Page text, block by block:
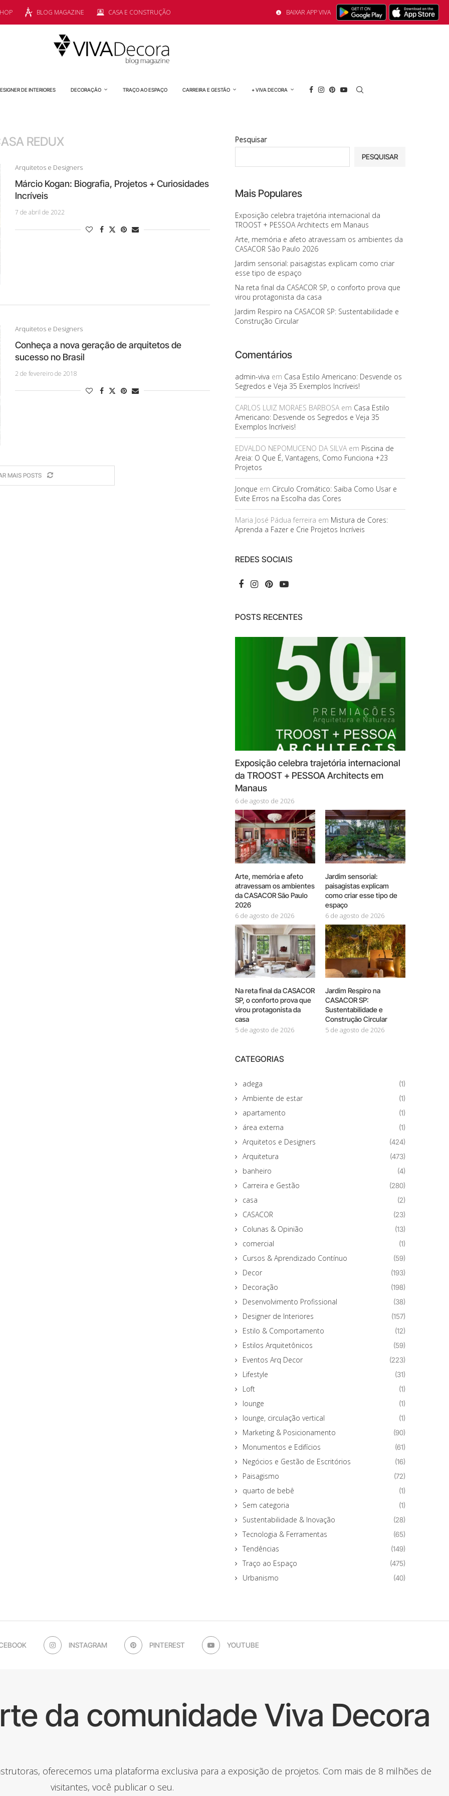
BLOG MAGAZINE CASA E CONSTRUÇÃO BAIXAR APP VIVA
DE INTERIORES DECORAÇÃO TRAÇO AO ESPAÇO CARREIRA E GESTÃO + VIVA DECORA
REDUX
Arquitetos e Designers
Márcio Kogan: Biografia, Projetos + Curiosidades
Incríveis
7 de abril de 2022
Arquitetos e Designers
Conheça a nova geração de arquitetos de
sucesso no Brasil
2 de fevereiro de 2018
MAIS POSTS
Pesquisar
PESQUISAR
Mais Populares
Exposição celebra trajetória internacional da
TROOST + PESSOA Architects em Manaus
Arte, memória e afeto atravessam os ambientes da
CASACOR São Paulo 2026
Jardim sensorial: paisagistas explicam como criar
esse tipo de espaço
Na reta final da CASACOR SP, o conforto prova que
virou protagonista da casa
Jardim Respiro na CASACOR SP: Sustentabilidade e
Construção Circular
Comentários
admin-viva em Casa Estilo Americano: Desvende os
Segredos e Veja 35 Exemplos Incríveis!
CARLOS LUIZ MORAES BARBOSAem Casa Estilo
Americano: Desvende os Segredos e Veja 35
Exemplos Incríveis!
EDVALDO NEPOMUCENO DA SILVAem Piscina de
Areia: O Que É, Vantagens, Como Funciona +23
Projetos
Jonque em Círculo Cromático: Saiba Como Usar e
Evite Erros na Escolha das Cores
Maria José Pádua ferreira em Mistura de Cores:
Aprenda a Fazer e Crie Projetos Incríveis
REDES SOCIAIS
POSTS RECENTES
Exposição celebra trajetória internacional
da TROOST + PESSOA Architects em
Manaus
6 de agosto de 2026
Arte, memória e afeto
atravessam os ambientes
da CASACOR São Paulo
2026
6 de agosto de 2026
Jardim sensorial:
paisagistas explicam
como criar esse tipo de
espaço
6 de agosto de 2026
Na reta final da CASACOR
SP, o conforto prova que
virou protagonista da
casa
5 de agosto de 2026
Jardim Respiro na
CASACOR SP:
Sustentabilidade e
Construção Circular
5 de agosto de 2026
CATEGORIAS
adega (1)
Ambiente de estar (1)
apartamento (1)
área externa (1)
Arquitetos e Designers (424)
Arquitetura (473)
banheiro (4)
Carreira e Gestão (280)
casa (2)
CASACOR (23)
Colunas & Opinião (13)
comercial (1)
Cursos & Aprendizado Contínuo (59)
Decor (193)
Decoração (198)
Desenvolvimento Profissional (38)
Designer de Interiores (157)
Estilo & Comportamento (12)
Estilos Arquitetônicos (59)
Eventos Arq Decor (223)
Lifestyle (31)
Loft (1)
lounge (1)
lounge, circulação vertical (1)
Marketing & Posicionamento (90)
Monumentos e Edifícios (61)
Negócios e Gestão de Escritórios (16)
Paisagismo (72)
quarto de bebê (1)
Sem categoria (1)
Sustentabilidade & Inovação (28)
Tecnologia & Ferramentas (65)
Tendências (149)
Traço ao Espaço (475)
Urbanismo (40)
INSTAGRAM PINTEREST YOUTUBE
da comunidade Viva Decora
oferecemos uma plataforma exclusiva para a exposição de projetos. Com mais de 8 milhões de
visitantes, você publicar o seu.